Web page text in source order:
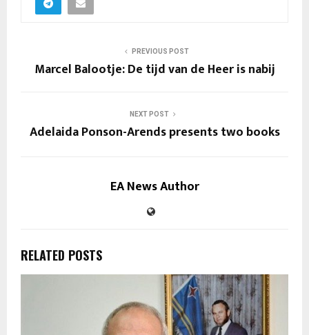
PREVIOUS POST
Marcel Balootje: De tijd van de Heer is nabij
NEXT POST
Adelaida Ponson-Arends presents two books
EA News Author
RELATED POSTS